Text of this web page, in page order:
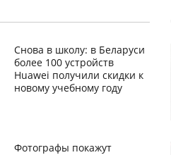
Снова в школу: в Беларуси
более 100 устройств
Huawei получили скидки к
новому учебному году
Фотографы покажут